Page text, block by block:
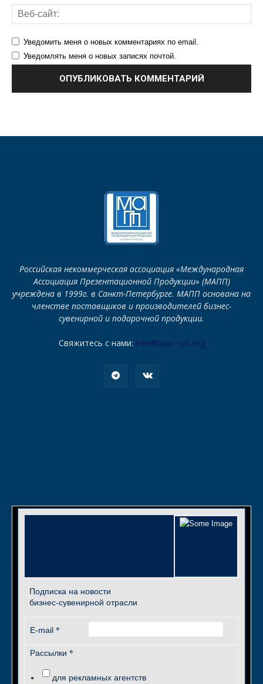
Уведомить меня о новых комментариях по email.
Уведомлять меня о новых записях почтой.
Российская некоммерческая ассоциация «Международная
Ассоциация Презентационной Продукции» (МАПП)
учреждена в 1999г. в Санкт-Петербурге. МАПП основана на
членстве поставщиков и производителей бизнес-
сувенирной и подарочной продукции.
Свяжитесь с нами: info@iapp-spb.org
Подписка на новости
бизнес-сувенирной отрасли
E-mail *
Рассылки *
для рекламных агентств